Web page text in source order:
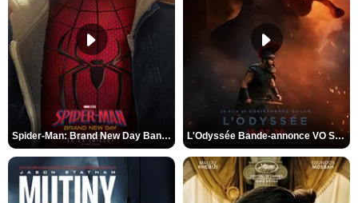
Spider-Man: Brand New Day Bande-annonce VO STFR L'Odyssée Bande-annonce VO STFR